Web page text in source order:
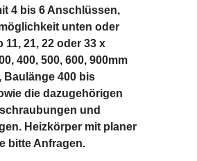
4 bis 6 Anschlüssen,
unten oder
11, 21, 22 oder 33 x
400, 500, 600, 900mm
Baulänge 400 bis
die dazugehörigen
und
Heizkörper mit planer
bitte Anfragen.